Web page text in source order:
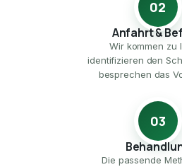
02
Anfahrt &
Wir kommen zu
identifizieren den
besprechen das
03
Die passende